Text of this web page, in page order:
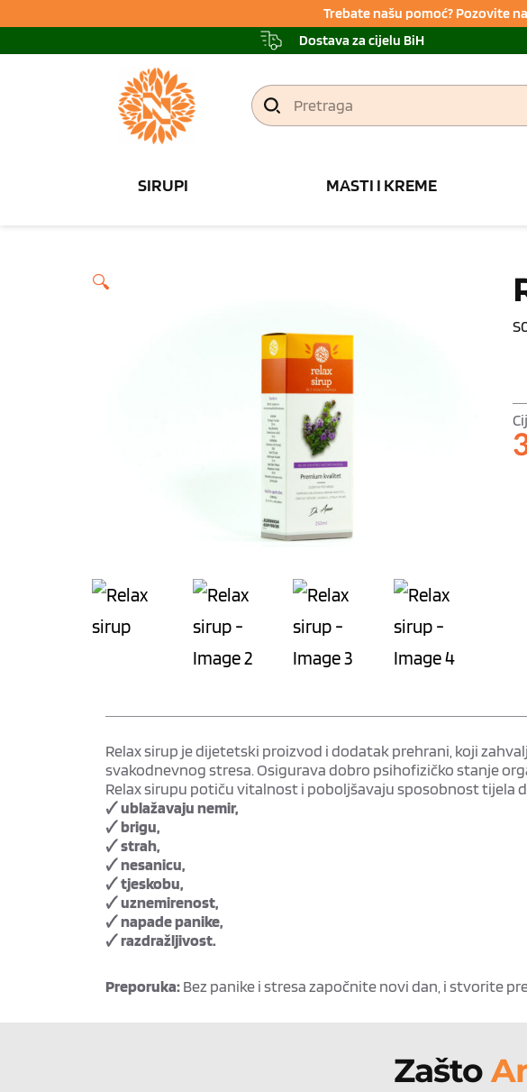
Trebate našu pomoć? Pozovite
Dostava za cijelu BiH
Pretraga
SIRUPI MASTI I KREME
🔍
Relax sirup je dijetetski proizvod i dodatak prehrani, koji
svakodnevnog stresa. Osigurava dobro psihofizičko stanje
Relax sirupu potiču vitalnost i poboljšavaju sposobnost tijela
🗸 ublažavaju nemir,
🗸 brigu,
🗸 strah,
🗸 nesanicu,
🗸 tjeskobu,
🗸 uznemirenost,
🗸 napade panike,
🗸 razdražljivost.
Preporuka:Bez panike i stresa započnite novi dan, i stvorite
Zašto